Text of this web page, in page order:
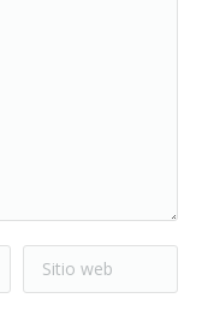
Sitio web